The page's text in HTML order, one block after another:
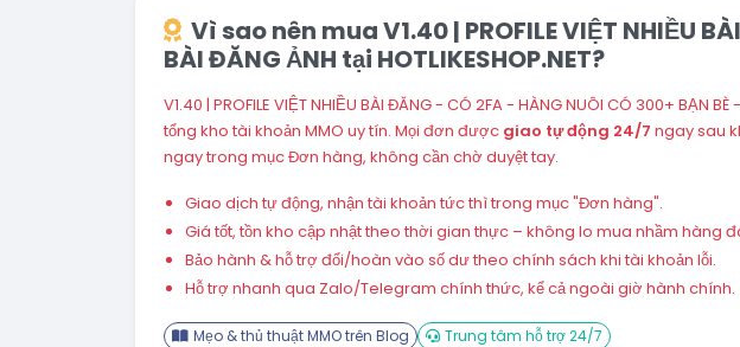
Vì sao nên mua V1.40 | PROFILE VIỆT NHIỀU
BÀI ĐĂNG ẢNH tại HOTLIKESHOP.NET?
V1.40 | PROFILE VIỆT NHIỀU BÀI ĐĂNG - CÓ 2FA - HÀNG NUÔI CÓ 300+
tổng kho tài khoản MMO uy tín. Mọi đơn được giao tự động 24/7 ngay sau
ngay trong mục Đơn hàng, không cần chờ duyệt tay.
Giao dịch tự động, nhận tài khoản tức thì trong mục "Đơn hàng".
Giá tốt, tồn kho cập nhật theo thời gian thực – không lo mua nhầm hàng
Bảo hành & hỗ trợ đổi/hoàn vào số dư theo chính sách khi tài khoản lỗi.
Hỗ trợ nhanh qua Zalo/Telegram chính thức, kể cả ngoài giờ hành chính.
Mẹo & thủ thuật MMO trên Blog Trung tâm hỗ trợ 24/7